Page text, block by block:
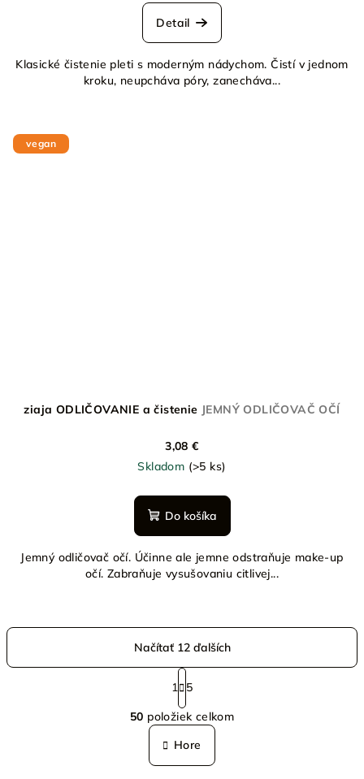
Detail
Klasické čistenie pleti s moderným nádychom. Čistí v jednom
kroku, neupcháva póry, zanecháva...
vegan
ziaja ODLIČOVANIE a čistenie JEMNÝ ODLIČOVAČ OČÍ
3,08 €
Skladom (>5 ks)
Do košíka
Jemný odličovač očí. Účinne ale jemne odstraňuje make-up
očí. Zabraňuje vysušovaniu citlivej...
O
v
l
á
Načítať 12 ďalších
S
t
r
á
n
k
o
1
5
50 položiek celkom
Hore